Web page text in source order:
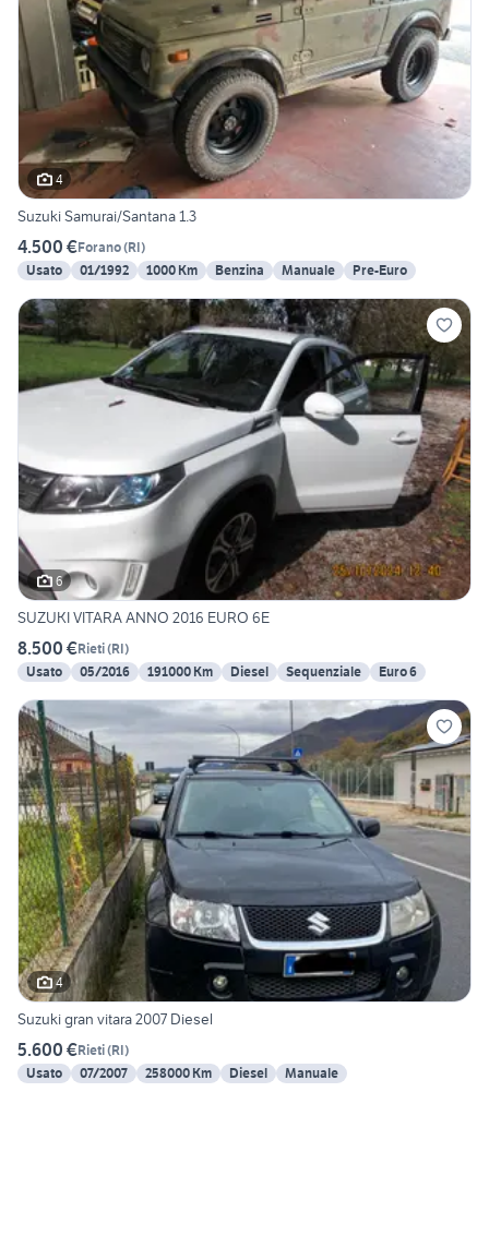
4
Suzuki Samurai/Santana 1.3
4.500 €Forano(RI)
Usato
01/1992 1000 Km Benzina Manuale Pre-Euro
6
SUZUKI VITARA ANNO 2016 EURO 6E
8.500 €Rieti(RI)
Usato
05/2016 191000 Km Diesel Sequenziale Euro 6
4
Suzuki gran vitara 2007 Diesel
5.600 €Rieti(RI)
Usato
07/2007 258000 Km Diesel Manuale